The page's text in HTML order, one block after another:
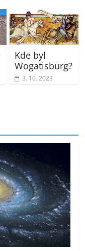
Kde byl
Wogatisburg?
3. 10. 2023